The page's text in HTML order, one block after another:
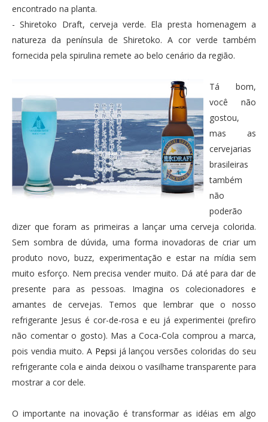
encontrado na planta.
- Shiretoko Draft, cerveja verde. Ela presta homenagem a
natureza da península de Shiretoko. A cor verde também
fornecida pela spirulina remete ao belo cenário da região.
Tá bom,
você não
gostou,
mas as
cervejarias
brasileiras
também
não
poderão
dizer que foram as primeiras a lançar uma cerveja colorida.
Sem sombra de dúvida, uma forma inovadoras de criar um
produto novo, buzz, experimentação e estar na mídia sem
muito esforço. Nem precisa vender muito. Dá até para dar de
presente para as pessoas. Imagina os colecionadores e
amantes de cervejas. Temos que lembrar que o nosso
refrigerante Jesus é cor-de-rosa e eu já experimentei (prefiro
não comentar o gosto). Mas a Coca-Cola comprou a marca,
pois vendia muito. A Pepsi já lançou versões coloridas do seu
refrigerante cola e ainda deixou o vasilhame transparente para
mostrar a cor dele.
O importante na inovação é transformar as idéias em algo